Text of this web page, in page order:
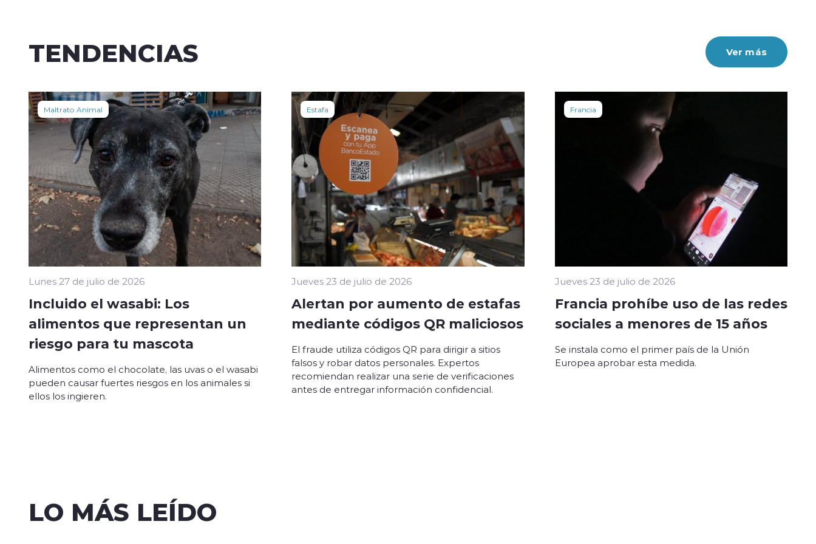
TENDENCIAS Ver más
Maltrato Animal
Lunes 27 de julio de 2026
Incluido el wasabi: Los
alimentos que representan un
riesgo para tu mascota
Alimentos como el chocolate, las uvas o el wasabi
pueden causar fuertes riesgos en los animales si
ellos los ingieren.
Estafa
Jueves 23 de julio de 2026
Alertan por aumento de estafas
mediante códigos QR maliciosos
El fraude utiliza códigos QR para dirigir a sitios
falsos y robar datos personales. Expertos
recomiendan realizar una serie de verificaciones
antes de entregar información confidencial.
Francia
Jueves 23 de julio de 2026
Francia prohíbe uso de las redes
sociales a menores de 15 años
Se instala como el primer país de la Unión
Europea aprobar esta medida.
LO MÁS LEÍDO